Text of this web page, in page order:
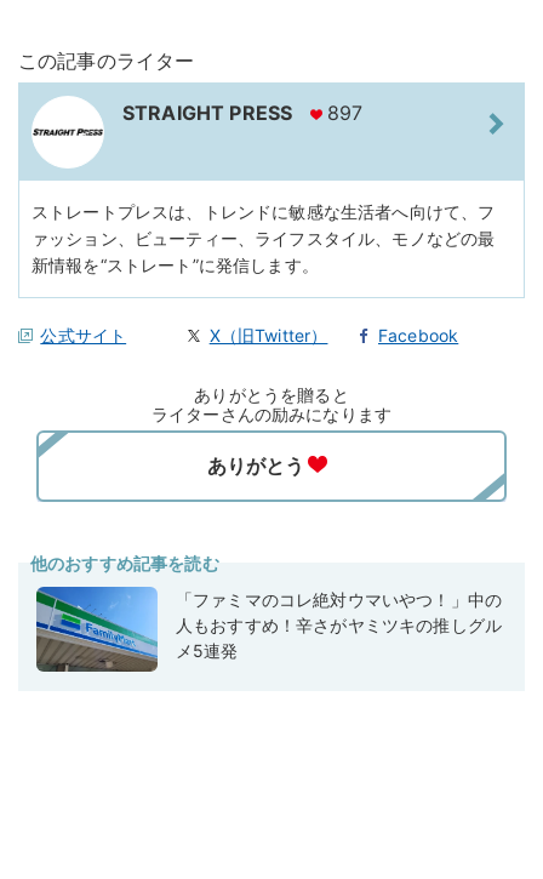
この記事のライター
STRAIGHT PRESS 897
ストレートプレスは、トレンドに敏感な生活者へ向けて、フ
ァッション、ビューティー、ライフスタイル、モノなどの最
新情報を“ストレート”に発信します。
公式サイト X（旧Twitter） Facebook
ありがとうを贈ると
ライターさんの励みになります
他のおすすめ記事を読む
「ファミマのコレ絶対ウマいやつ！」中の
人もおすすめ！辛さがヤミツキの推しグル
メ5連発